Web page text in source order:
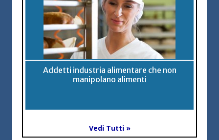
Addetti industria alimentare che non
manipolano alimenti
Vedi Tutti »